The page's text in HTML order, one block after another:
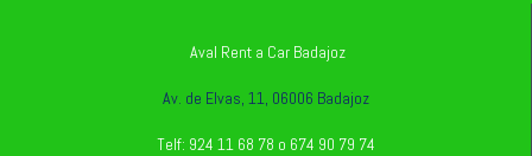
Aval Rent a Car Badajoz
Av. de Elvas, 11, 06006 Badajoz
Telf: 924 11 68 78 o 674 90 79 74